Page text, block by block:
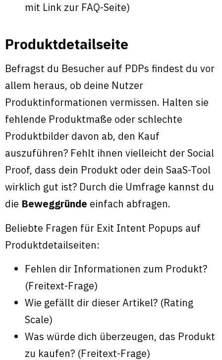
mit Link zur FAQ-Seite)
Produktdetailseite
Befragst du Besucher auf PDPs findest du vor
allem heraus, ob deine Nutzer
Produktinformationen vermissen. Halten sie
fehlende Produktmaße oder schlechte
Produktbilder davon ab, den Kauf
auszuführen? Fehlt ihnen vielleicht der Social
Proof, dass dein Produkt oder dein SaaS-Tool
wirklich gut ist? Durch die Umfrage kannst du
die Beweggründe einfach abfragen.
Beliebte Fragen für Exit Intent Popups auf
Produktdetailseiten:
Fehlen dir Informationen zum Produkt?
(Freitext-Frage)
Wie gefällt dir dieser Artikel? (Rating
Scale)
Was würde dich überzeugen, das Produkt
zu kaufen? (Freitext-Frage)